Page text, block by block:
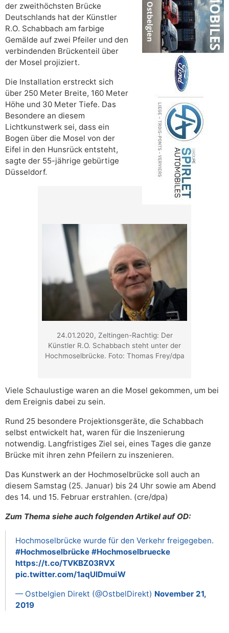
der zweithöchsten Brücke
Deutschlands hat der Künstler
R.O. Schabbach am farbige
Gemälde auf zwei Pfeiler und den
verbindenden Brückenteil über
der Mosel projiziert.
Die Installation erstreckt sich
über 250 Meter Breite, 160 Meter
Höhe und 30 Meter Tiefe. Das
Besondere an diesem
Lichtkunstwerk sei, dass ein
Bogen über die Mosel von der
Eifel in den Hunsrück entsteht,
sagte der 55-jährige gebürtige
Düsseldorf.
24.01.2020, Zeltingen-Rachtig: Der
Künstler R.O. Schabbach steht unter der
Hochmoselbrücke. Foto: Thomas Frey/dpa
Viele Schaulustige waren an die Mosel gekommen, um bei
dem Ereignis dabei zu sein.
Rund 25 besondere Projektionsgeräte, die Schabbach
selbst entwickelt hat, waren für die Inszenierung
notwendig. Langfristiges Ziel sei, eines Tages die ganze
Brücke mit ihren zehn Pfeilern zu inszenieren.
Das Kunstwerk an der Hochmoselbrücke soll auch an
diesem Samstag (25. Januar) bis 24 Uhr sowie am Abend
des 14. und 15. Februar erstrahlen. (cre/dpa)
Zum Thema siehe auch folgenden Artikel auf OD:
Hochmoselbrücke wurde für den Verkehr freigegeben.
#Hochmoselbrücke #Hochmoselbruecke
https://t.co/TVKBZ03RVX
pic.twitter.com/1aqUlDmuiW
— Ostbelgien Direkt (@OstbelDirekt) November 21,
2019